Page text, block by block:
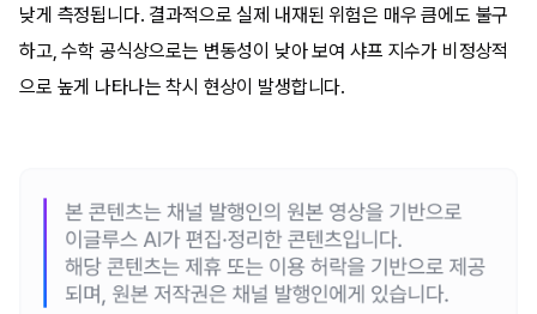
낮게 측정됩니다. 결과적으로 실제 내재된 위험은 매우 큼에도 불구
하고, 수학 공식상으로는 변동성이 낮아 보여 샤프 지수가 비정상적
으로 높게 나타나는 착시 현상이 발생합니다.